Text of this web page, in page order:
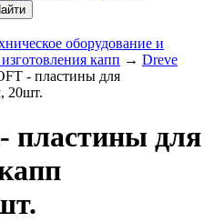
оборудование и
капп → Dreve
- пластины для
20шт.
пластины для